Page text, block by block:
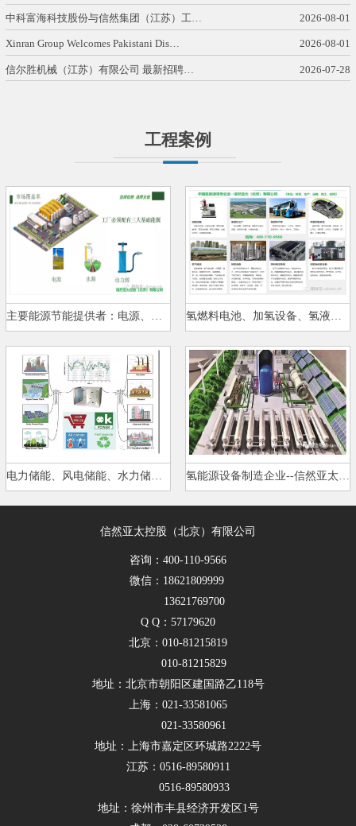
中科富海科技股份与信然集团（江苏）工… 2026-08-01
Xinran Group Welcomes Pakistani Dis… 2026-08-01
信尔胜机械（江苏）有限公司 最新招聘… 2026-07-28
工程案例
主要能源节能提供者：电源、水源… 氢燃料电池、加氢设备、氢液化、…
电力储能、风电储能、水力储能、… 氢能源设备制造企业--信然亚太控…
信然亚太控股（北京）有限公司
咨询：400-110-9566
微信：18621809999
13621769700
Q Q：57179620
北京：010-81215819
010-81215829
地址：北京市朝阳区建国路乙118号
上海：021-33581065
021-33580961
地址：上海市嘉定区环城路2222号
江苏：0516-89580911
0516-89580933
地址：徐州市丰县经济开发区1号